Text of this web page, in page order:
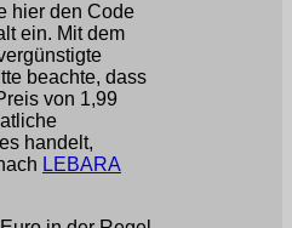
hier den Code
ein. Mit dem
beachte, dass
von 1,99
handelt,
LEBARA